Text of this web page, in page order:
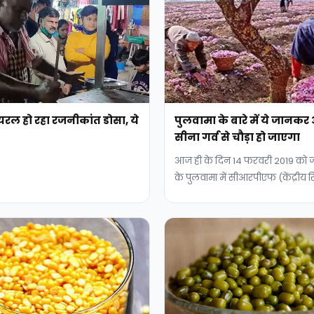
हो रहा रजनीकांत डोसा, ये
पुलवामा के बारे में ये
सीना गर्व से चौड़ा हो जाएगा
आज ही के दिन 14 फरवरी 2019
के पुलवामा में सीआरपीएफ (केंद्रीय